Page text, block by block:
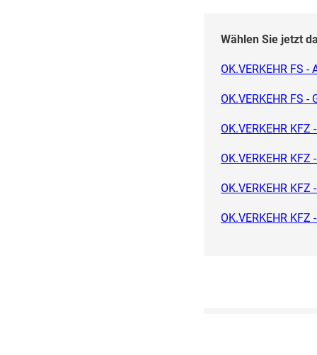
Wählen Sie jetzt
OK.VERKEHR FS
OK.VERKEHR FS
OK.VERKEHR
OK.VERKEHR
OK.VERKEHR
OK.VERKEHR